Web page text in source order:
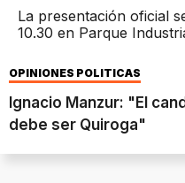
La presentación oficial
10.30 en Parque
OPINIONES POLÍTICAS
Ignacio Manzur: "El
debe ser Quiroga"